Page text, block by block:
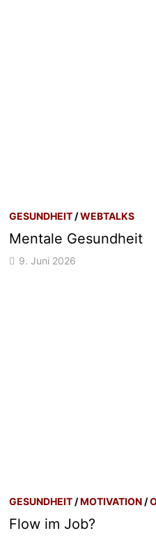
GESUNDHEIT /WEBTALKS
Mentale Gesundheit
9. Juni 2026
GESUNDHEIT /MOTIVATION /
Flow im Job?